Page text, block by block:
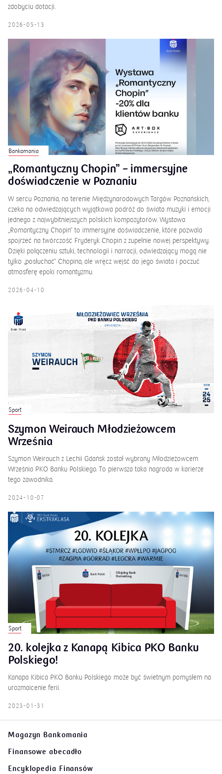
zdobyciu dotacji.
2026-05-13
Bankomania
„Romantyczny Chopin” – immersyjne
doświadczenie w Poznaniu
W sercu Poznania, na terenie Międzynarodowych Targów Poznańskich,
czeka na odwiedzających wyjątkowa podróż do świata muzyki i emocji
jednego z najwybitniejszych polskich kompozytorów. Wystawa
„Romantyczny Chopin” to immersyjne doświadczenie, które pozwala
spojrzeć na twórczość Fryderyk Chopin z zupełnie nowej perspektywy.
Dzięki połączeniu sztuki, technologii i narracji, odwiedzający mogą nie
tylko „posłuchać” Chopina, ale wręcz wejść do jego świata i poczuć
atmosferę epoki romantyzmu.
2026-04-10
Sport
Szymon Weirauch Młodzieżowcem
Września
Szymon Weirauch z Lechii Gdańsk został wybrany Młodzieżowcem
Września PKO Banku Polskiego. To pierwsza taka nagroda w karierze
tego zawodnika.
2024-10-07
Sport
20. kolejka z Kanapą Kibica PKO Banku
Polskiego!
Kanapa Kibica PKO Banku Polskiego może być świetnym pomysłem na
urozmaicenie ferii.
2023-01-31
Magazyn Bankomania
Finansowe abecadło
Encyklopedia Finansów